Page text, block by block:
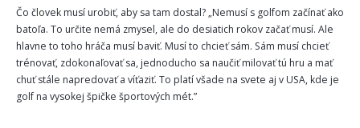
Čo človek musí urobiť, aby sa tam dostal? „Nemusí s golfom začínať ako
batoľa. To určite nemá zmysel, ale do desiatich rokov začať musí. Ale
hlavne to toho hráča musí baviť. Musí to chcieť sám. Sám musí chcieť
trénovať, zdokonaľovať sa, jednoducho sa naučiť milovať tú hru a mať
chuť stále napredovať a víťaziť. To platí všade na svete aj v USA, kde je
golf na vysokej špičke športových mét.”